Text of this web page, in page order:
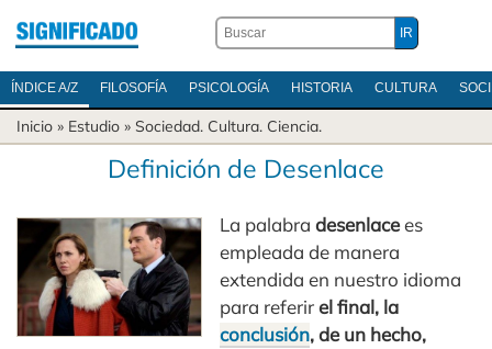
ÍNDICE A/Z FILOSOFÍA PSICOLOGÍA HISTORIA CULTURA
Inicio » Estudio » Sociedad. Cultura. Ciencia.
Definición de Desenlace
La palabradesenlacees
empleada de manera
extendida en nuestro idioma
para referirel final, la
conclusión, de un hecho,